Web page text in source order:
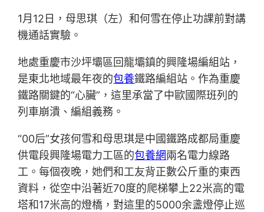
1月12日，母思琪（左）和何雪在停止功課前對講
機通話實驗。
地處重慶市沙坪壩區回龍壩鎮的興隆場編組站，
是東北地域最年夜的包養鐵路編組站。作為重慶
鐵路關鍵的“心臟”，這里承當了中歐國際班列的
列車崩潰、編組義務。
“00后”女孩何雪和母思琪是中國鐵路成都局重慶
供電段興隆場電力工區的包養網兩名電力線路
工。每個夜晚，她們和工友背正數公斤重的東西
資料，從空中沿著近70度的爬梯攀上22米高的電
塔和17米高的燈橋，對這里的5000余盞燈停止巡